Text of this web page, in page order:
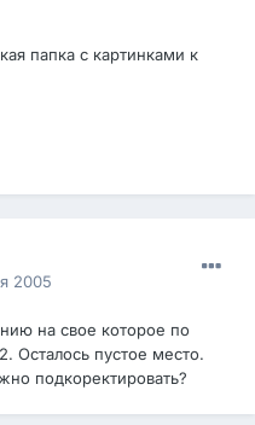
папка с картинками к
2005
на свое которое по
Осталось пустое место.
подкоректировать?